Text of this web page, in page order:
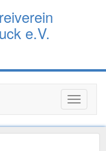
e.V.
Toggle